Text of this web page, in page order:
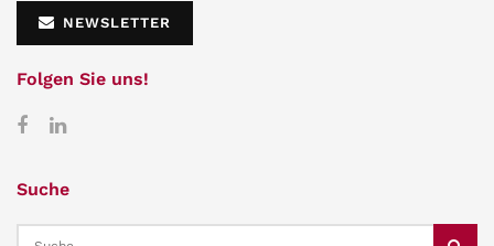
NEWSLETTER
Folgen Sie uns!
Suche